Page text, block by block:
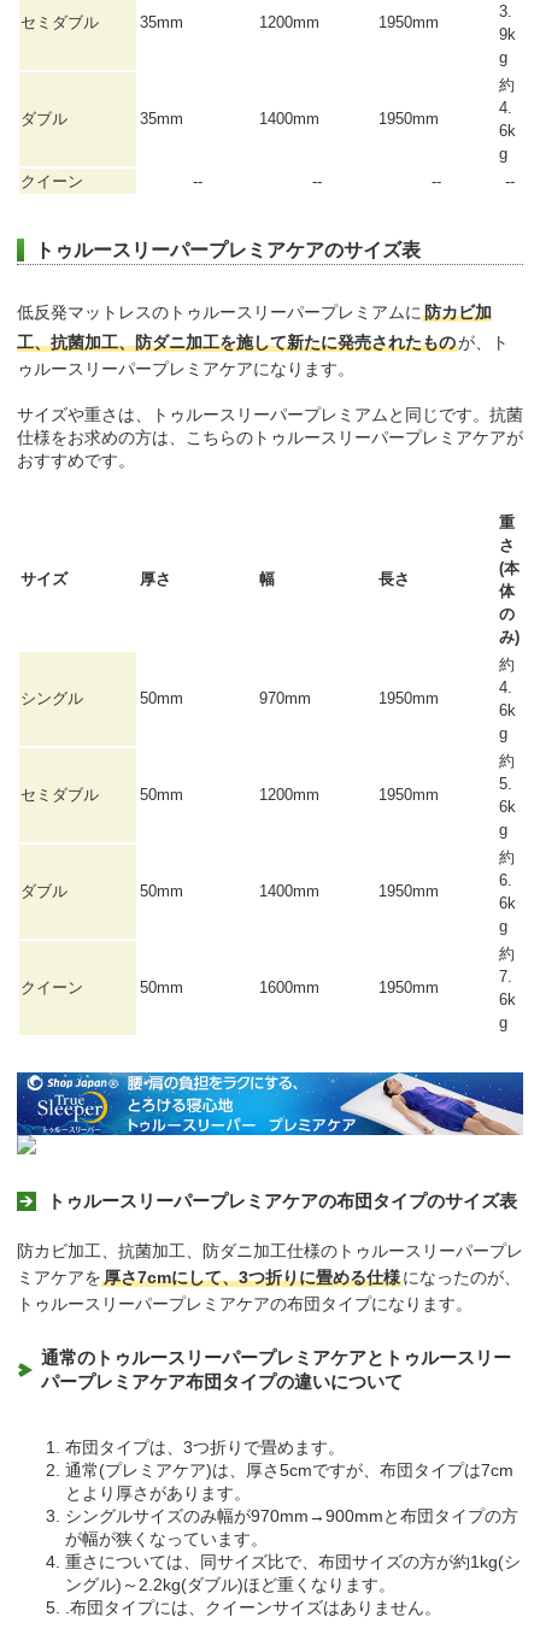
セミダブル 35mm 1200mm 1950mm
3.
9k
g
ダブル 35mm 1400mm 1950mm
約
4.
6k
g
クイーン
-- -- -- --
トゥルースリーパープレミアケアのサイズ表
低反発マットレスのトゥルースリーパープレミアムに 防カビ加
工、抗菌加工、防ダニ加工を施して新たに発売されたものが、ト
ゥルースリーパープレミアケアになります。
サイズや重さは、トゥルースリーパープレミアムと同じです。抗菌
仕様をお求めの方は、こちらのトゥルースリーパープレミアケアが
おすすめです。
サイズ 厚さ 幅 長さ
重
さ
(本
体
の
み)
シングル 50mm 970mm 1950mm
約
4.
6k
g
セミダブル 50mm 1200mm 1950mm
約
5.
6k
g
ダブル 50mm 1400mm 1950mm
約
6.
6k
g
クイーン 50mm 1600mm 1950mm
約
7.
6k
g
トゥルースリーパープレミアケアの布団タイプのサイズ表
防カビ加工、抗菌加工、防ダニ加工仕様のトゥルースリーパープレ
ミアケアを厚さ7cmにして、3つ折りに畳める仕様になったのが、
トゥルースリーパープレミアケアの布団タイプになります。
通常のトゥルースリーパープレミアケアとトゥルースリー
パープレミアケア布団タイプの違いについて
布団タイプは、3つ折りで畳めます。
通常(プレミアケア)は、厚さ5cmですが、布団タイプは7cm
とより厚さがあります。
シングルサイズのみ幅が970mm→900mmと布団タイプの方
が幅が狭くなっています。
重さについては、同サイズ比で、布団サイズの方が約1kg(シ
ングル)～2.2kg(ダブル)ほど重くなります。
.布団タイプには、クイーンサイズはありません。